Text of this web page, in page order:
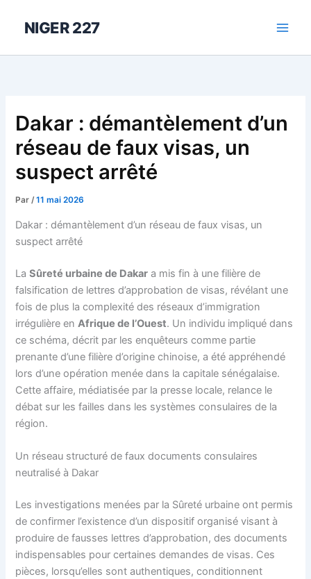
NIGER 227
Dakar : démantèlement d’un
réseau de faux visas, un
suspect arrêté
Par/11 mai 2026
Dakar : démantèlement d’un réseau de faux visas, un
suspect arrêté
LaSûreté urbaine de Dakar a mis fin à une filière de
falsification de lettres d’approbation de visas, révélant une
fois de plus la complexité des réseaux d’immigration
irrégulière enAfrique de l’Ouest. Un individu impliqué dans
ce schéma, décrit par les enquêteurs comme partie
prenante d’une filière d’origine chinoise, a été appréhendé
lors d’une opération menée dans la capitale sénégalaise.
Cette affaire, médiatisée par la presse locale, relance le
débat sur les failles dans les systèmes consulaires de la
région.
Un réseau structuré de faux documents consulaires
neutralisé à Dakar
Les investigations menées par la Sûreté urbaine ont permis
de confirmer l’existence d’un dispositif organisé visant à
produire de fausses lettres d’approbation, des documents
indispensables pour certaines demandes de visas. Ces
pièces, lorsqu’elles sont authentiques, conditionnent